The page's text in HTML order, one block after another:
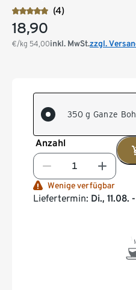
(4)
18,90
€/kg 54,00inkl. MwSt.zzgl.
350 g Ganze
Anzahl
Wenige verfügbar
Liefertermin: Di., 11.08.